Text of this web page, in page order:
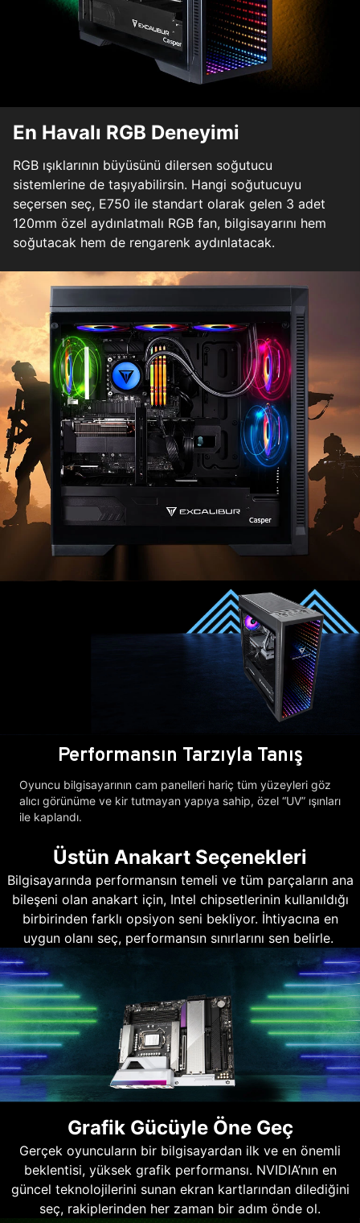
En Havalı RGB Deneyimi
RGB ışıklarının büyüsünü dilersen soğutucu
sistemlerine de taşıyabilirsin. Hangi soğutucuyu
seçersen seç, E750 ile standart olarak gelen 3 adet
120mm özel aydınlatmalı RGB fan, bilgisayarını hem
soğutacak hem de rengarenk aydınlatacak.
Performansın Tarzıyla Tanış
Oyuncu bilgisayarının cam panelleri hariç tüm yüzeyleri göz
alıcı görünüme ve kir tutmayan yapıya sahip, özel “UV” ışınları
ile kaplandı.
Üstün Anakart Seçenekleri
Bilgisayarında performansın temeli ve tüm parçaların ana
bileşeni olan anakart için, Intel chipsetlerinin kullanıldığı
birbirinden farklı opsiyon seni bekliyor. İhtiyacına en
uygun olanı seç, performansın sınırlarını sen belirle.
Grafik Gücüyle Öne Geç
Gerçek oyuncuların bir bilgisayardan ilk ve en önemli
beklentisi, yüksek grafik performansı. NVIDIA’nın en
güncel teknolojilerini sunan ekran kartlarından dilediğini
seç, rakiplerinden her zaman bir adım önde ol.